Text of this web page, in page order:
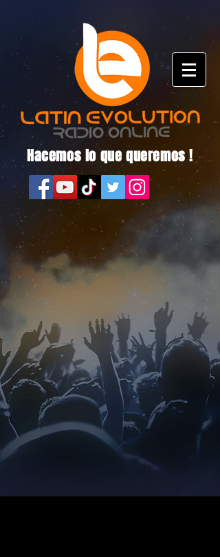
Hacemos lo que queremos !